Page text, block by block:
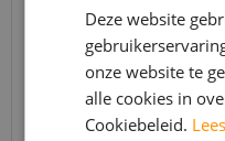
Ambiant - Avanto
In verband met
t/m 14
bereikbaar.
Bestelling
echter iets
Deze website
onze website te
alle cookies in
Cookiebeleid.